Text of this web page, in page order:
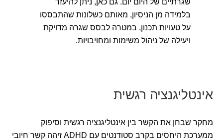
שגרתיים של היום יום. גם כאן, ניתן להיעזר
בלמידה מן הניסיון, מאותם כשלונות שהתבססו
על טעויות תכנון, במטרה לבסס שגרה מדויקת
ויעילה של ניהול משימות ומחויבויות.
אינטליגנציה רגשית
מחקר שבחן את הקשר בין אינטליגנציה רגשית וסיפוק
ממערכת היחסים בקרב סטודנטים עם ADHD זיהה קשר חיובי